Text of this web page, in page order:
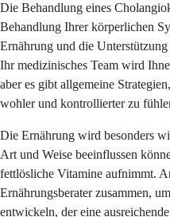
Die Behandlung eines
Behandlung Ihrer körperlichen
Ernährung und die
Ihr medizinisches Team wird
aber es gibt allgemeine
wohler und kontrollierter zu
Die Ernährung wird besonders
Art und Weise beeinflussen
fettlösliche Vitamine aufnimmt.
Ernährungsberater zusammen,
entwickeln, der eine